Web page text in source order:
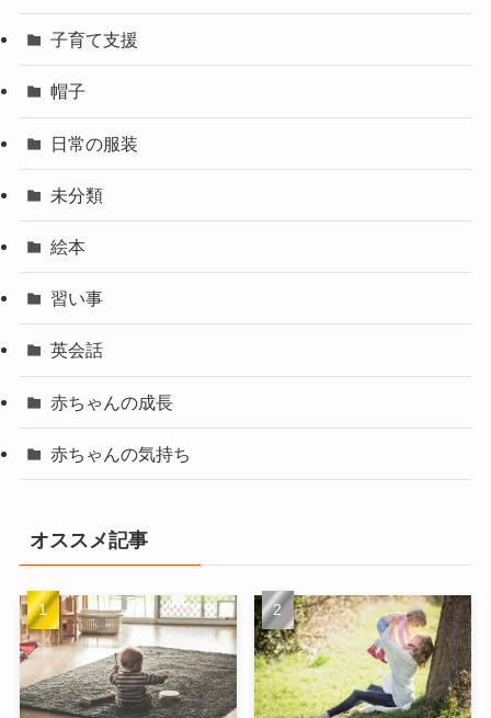
子育て支援
帽子
日常の服装
未分類
絵本
習い事
英会話
赤ちゃんの成長
赤ちゃんの気持ち
オススメ記事